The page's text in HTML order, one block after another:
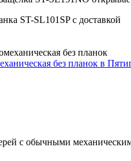
ST-SL101SP с доставкой
без планок в
с обычными